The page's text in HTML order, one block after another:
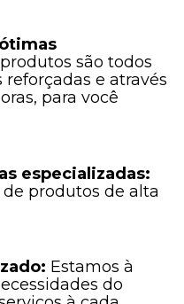
são todos
e através
para você
especializadas:
produtos de alta
Estamos à
do